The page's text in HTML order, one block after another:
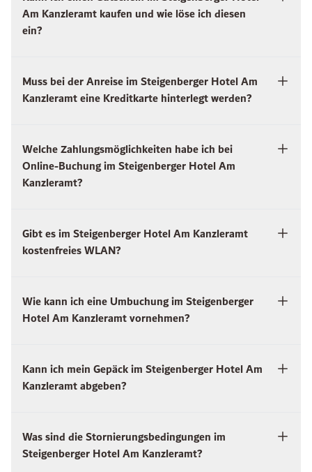
Am Kanzleramt kaufen und wie löse ich diesen
ein?
Muss bei der Anreise im Steigenberger Hotel Am
Kanzleramt eine Kreditkarte hinterlegt werden?
Welche Zahlungsmöglichkeiten habe ich bei
Online-Buchung im Steigenberger Hotel Am
Kanzleramt?
Gibt es im Steigenberger Hotel Am Kanzleramt
kostenfreies WLAN?
Wie kann ich eine Umbuchung im Steigenberger
Hotel Am Kanzleramt vornehmen?
Kann ich mein Gepäck im Steigenberger Hotel Am
Kanzleramt abgeben?
Was sind die Stornierungsbedingungen im
Steigenberger Hotel Am Kanzleramt?